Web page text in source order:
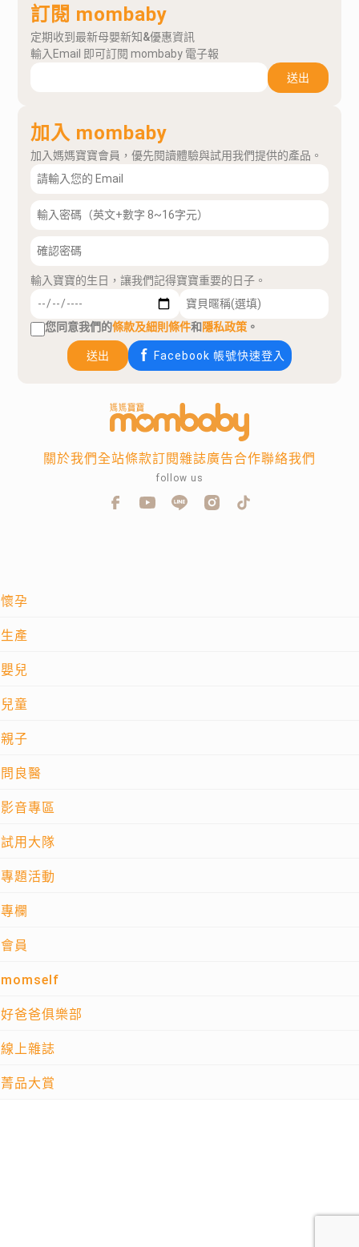
訂閱 mombaby
定期收到最新母嬰新知&優惠資訊
輸入Email 即可訂閱 mombaby 電子報
送出
加入 mombaby
加入媽媽寶寶會員，優先閱讀體驗與試用我們提供的產品。
輸入寶寶的生日，讓我們記得寶寶重要的日子。
您同意我們的條款及細則條件和隱私政策 。
送出 Facebook 帳號快速登入
懷孕
生產
嬰兒
兒童
親子
問良醫
影音專區
試用大隊
專題活動
專欄
會員
momself
好爸爸俱樂部
線上雜誌
菁品大賞
關於我們全站條款訂閱雜誌廣告合作聯絡我們
follow us